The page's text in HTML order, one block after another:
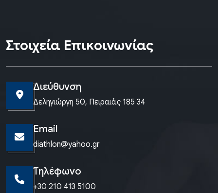
Στοιχεία Επικοινωνίας
Διεύθυνση
Δεληγιώργη 50, Πειραιάς 185 34
Email
diathlon@yahoo.gr
Τηλέφωνο
+30 210 413 5100